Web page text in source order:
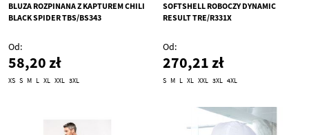
BLUZA ROZPINANA Z KAPTUREM CHILI
BLACK SPIDER TBS/BS343
Od
58,20 zł
XS S M L XL XXL 3XL
SOFTSHELL ROBOCZY DYNAMIC
RESULT TRE/R331X
Od
270,21 zł
S M L XL XXL 3XL 4XL